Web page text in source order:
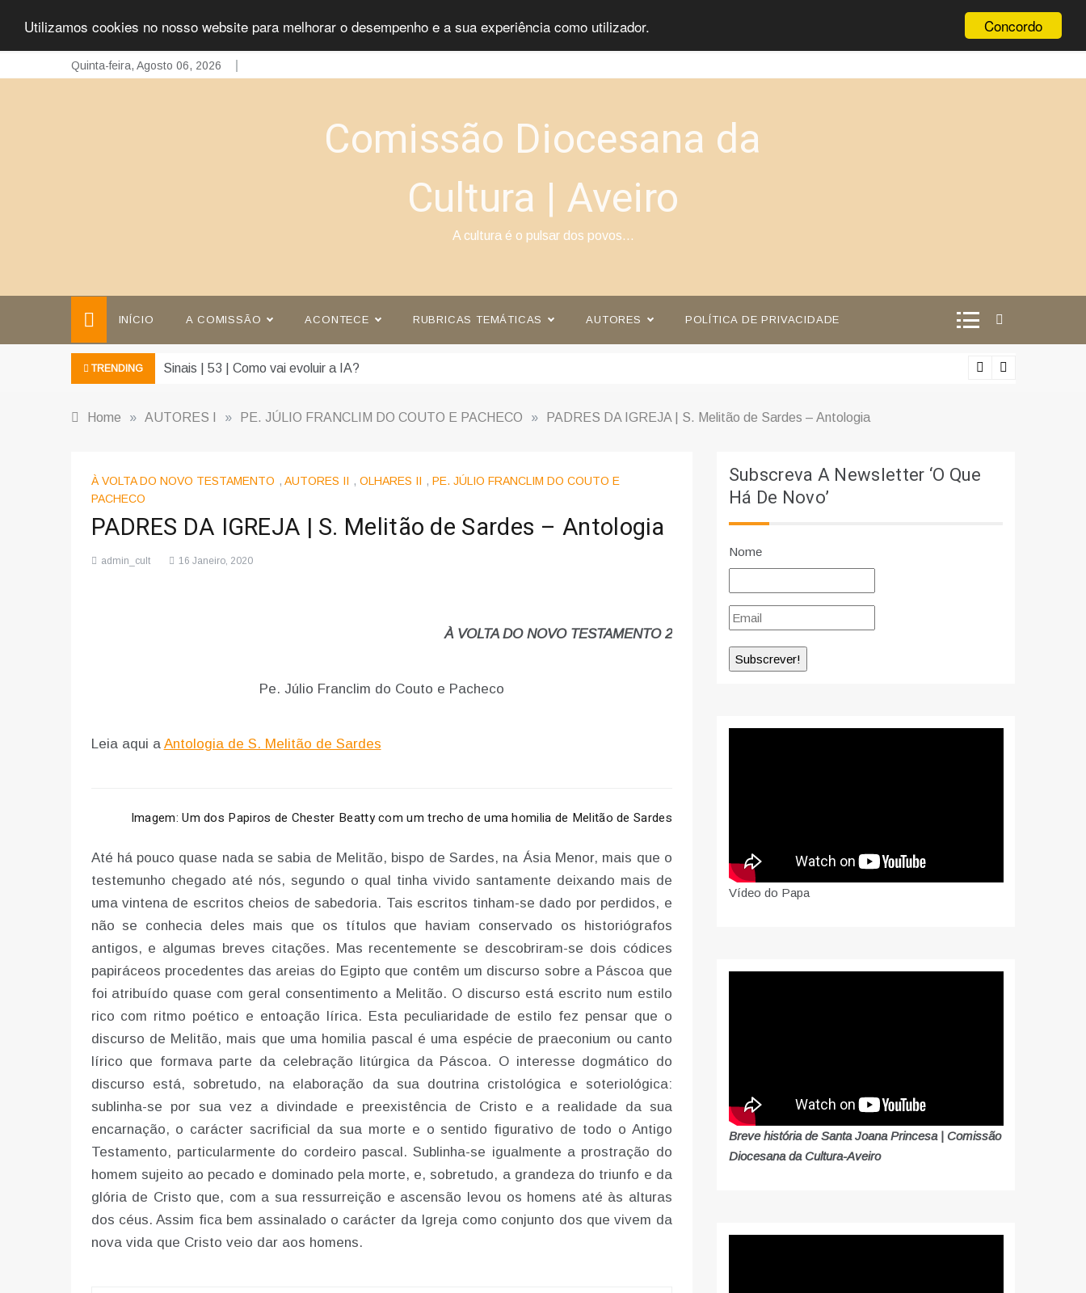
Concordo
Utilizamos cookies no nosso website para melhorar o desempenho e a sua experiência como utilizador.
to
Quinta-feira, Agosto 06, 2026
Comissão Diocesana da
Cultura | Aveiro
A cultura é o pulsar dos povos…
INÍCIO A COMISSÃO ACONTECE RUBRICAS TEMÁTICAS AUTORES POLÍTICA DE PRIVACIDADE
TRENDING Sinais | 53 | Como vai evoluir a IA?
Home » AUTORES I » PE. JÚLIO FRANCLIM DO COUTO E PACHECO » PADRES DA IGREJA | S. Melitão de Sardes – Antologia
À VOLTA DO NOVO TESTAMENTO , AUTORES II , OLHARES II , PE. JÚLIO FRANCLIM DO COUTO E
PACHECO
PADRES DA IGREJA | S. Melitão de Sardes – Antologia
admin_cult 16 Janeiro, 2020
À VOLTA DO NOVO TESTAMENTO 2
Pe. Júlio Franclim do Couto e Pacheco
Leia aqui a Antologia de S. Melitão de Sardes
Imagem: Um dos Papiros de Chester Beatty com um trecho de uma homilia de Melitão de Sardes
Até há pouco quase nada se sabia de Melitão, bispo de Sardes, na Ásia Menor, mais que o
testemunho chegado até nós, segundo o qual tinha vivido santamente deixando mais de
uma vintena de escritos cheios de sabedoria. Tais escritos tinham-se dado por perdidos, e
não se conhecia deles mais que os títulos que haviam conservado os historiógrafos
antigos, e algumas breves citações. Mas recentemente se descobriram-se dois códices
papiráceos procedentes das areias do Egipto que contêm um discurso sobre a Páscoa que
foi atribuído quase com geral consentimento a Melitão. O discurso está escrito num estilo
rico com ritmo poético e entoação lírica. Esta peculiaridade de estilo fez pensar que o
discurso de Melitão, mais que uma homilia pascal é uma espécie de praeconium ou canto
lírico que formava parte da celebração litúrgica da Páscoa. O interesse dogmático do
discurso está, sobretudo, na elaboração da sua doutrina cristológica e soteriológica:
sublinha-se por sua vez a divindade e preexistência de Cristo e a realidade da sua
encarnação, o carácter sacrificial da sua morte e o sentido figurativo de todo o Antigo
Testamento, particularmente do cordeiro pascal. Sublinha-se igualmente a prostração do
homem sujeito ao pecado e dominado pela morte, e, sobretudo, a grandeza do triunfo e da
glória de Cristo que, com a sua ressurreição e ascensão levou os homens até às alturas
dos céus. Assim fica bem assinalado o carácter da Igreja como conjunto dos que vivem da
nova vida que Cristo veio dar aos homens.
Subscreva A Newsletter ‘O Que
Há De Novo’
Nome
Vídeo do Papa
Breve história de Santa Joana Princesa | Comissão
Diocesana da Cultura-Aveiro